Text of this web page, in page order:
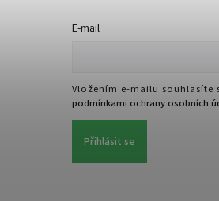
E-mail
Vložením e-mailu souhlasíte
podmínkami ochrany osobních
Přihlásit se